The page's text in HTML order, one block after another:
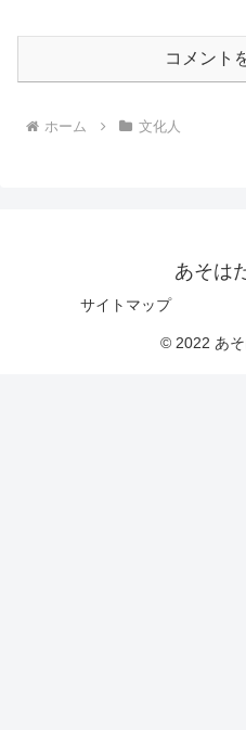
コメント
ホーム 文化人
あそは
サイトマップ
© 2022 あそ